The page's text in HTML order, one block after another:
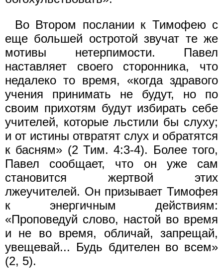
Во Втором послании к Тимофею с
еще большей остротой звучат те же
мотивы нетерпимости. Павел
наставляет своего сторонника, что
недалеко то время, «когда здравого
учения принимать не будут, но по
своим прихотям будут избирать себе
учителей, которые льстили бы слуху;
и от истины отвратят слух и обратятся
к басням» (2 Тим. 4:3-4). Более того,
Павел сообщает, что он уже сам
становится жертвой этих
лжеучителей. Он призывает Тимофея
к энергичным действиям:
«Проповедуй слово, настой во время
и не во время, обличай, запрещай,
увещевай... Будь бдителен во всем»
(2, 5).